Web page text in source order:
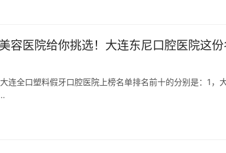
容医院给你挑选！大连东尼口腔医院这
连全口塑料假牙口腔医院上榜名单排名前十的分别是：1，